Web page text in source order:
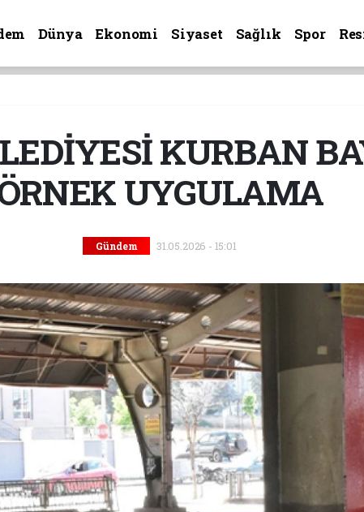
Dünya Ekonomi Siyaset Sağlık Spor
KURBAN
UYGULAMA
Gündem 31.05.2026 - 15:01